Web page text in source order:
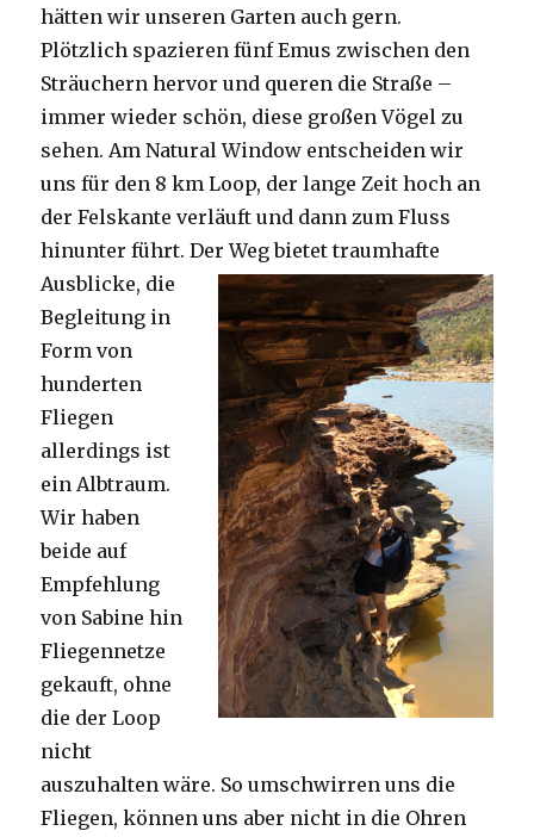
hätten wir unseren Garten auch gern.
Plötzlich spazieren fünf Emus zwischen den
Sträuchern hervor und queren die Straße –
immer wieder schön, diese großen Vögel zu
sehen. Am Natural Window entscheiden wir
uns für den 8 km Loop, der lange Zeit hoch an
der Felskante verläuft und dann zum Fluss
hinunter führt. Der Weg bietet traumhafte
Ausblicke, die
Begleitung in
Form von
hunderten
Fliegen
allerdings ist
ein Albtraum.
Wir haben
beide auf
Empfehlung
von Sabine hin
Fliegennetze
gekauft, ohne
die der Loop
nicht
auszuhalten wäre. So umschwirren uns die
Fliegen, können uns aber nicht in die Ohren